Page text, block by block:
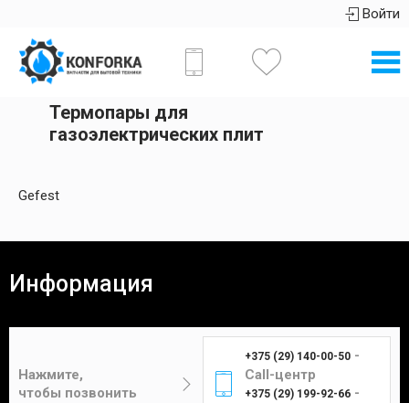
Войти
Термопары для
газоэлектрических плит
Gefest
Информация
Нажмите,
чтобы позвонить
+375 (29) 140-00-50 -
Call-центр
+375 (29) 199-92-66 -